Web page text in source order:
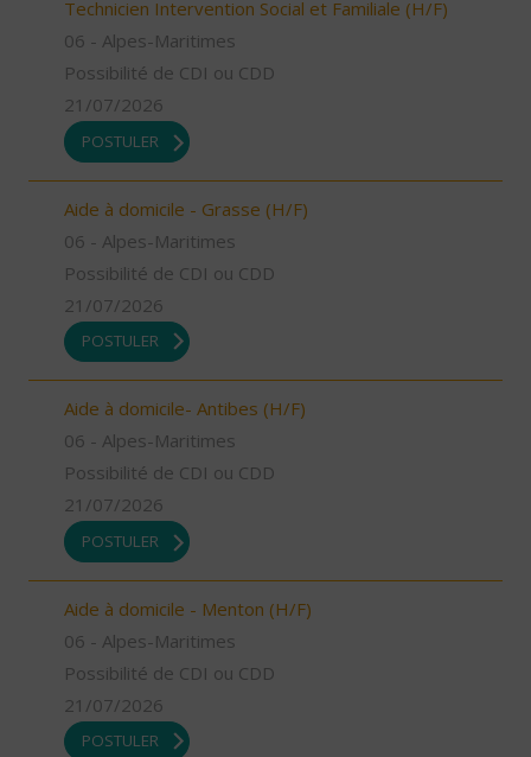
Technicien Intervention Social et Familiale (H/F)
06 - Alpes-Maritimes
Possibilité de CDI ou CDD
21/07/2026
POSTULER
Aide à domicile - Grasse (H/F)
06 - Alpes-Maritimes
Possibilité de CDI ou CDD
21/07/2026
POSTULER
Aide à domicile- Antibes (H/F)
06 - Alpes-Maritimes
Possibilité de CDI ou CDD
21/07/2026
POSTULER
Aide à domicile - Menton (H/F)
06 - Alpes-Maritimes
Possibilité de CDI ou CDD
21/07/2026
POSTULER